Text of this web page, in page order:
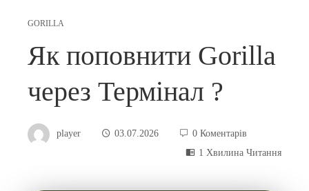
GORILLA
Як поповнити Gorilla
через Термінал ?
player 03.07.2026
0 Коментарів
1 Хвилина Читання